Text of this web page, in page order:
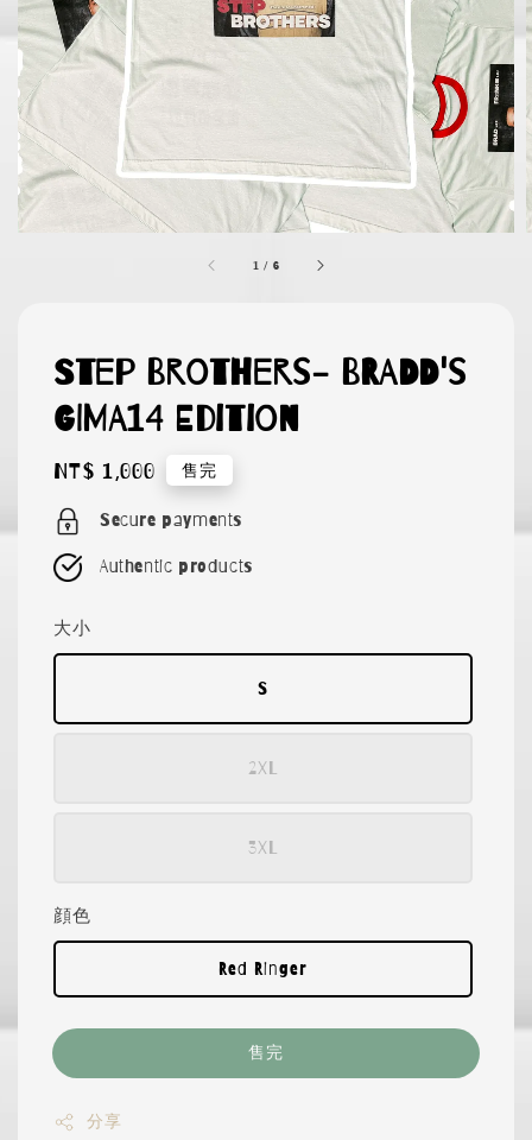
1 / 6
Step Brothers- BRADD's
GIMA14 Edition
Regular
price
NT$ 1,000 售完
Secure payments
Authentic products
大小
S
2XL
3XL
顔色
Red Ringer
售完
分享